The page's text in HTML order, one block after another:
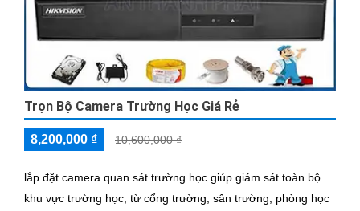
Trọn Bộ Camera Trường Học Giá Rẻ
8,200,000 ₫ 10,600,000 ₫
lắp đặt camera quan sát trường học giúp giám sát toàn bộ
khu vực trường học, từ cổng trường, sân trường, phòng học